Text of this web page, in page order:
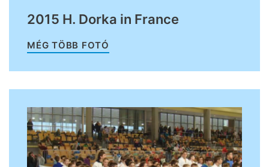
2015 H. Dorka in France
MÉG TÖBB FOTÓ